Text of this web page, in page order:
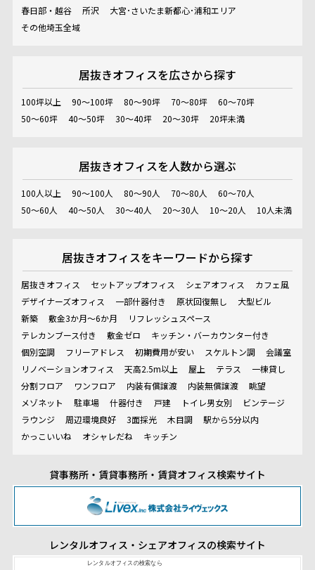
春日部・越谷
所沢
大宮･さいたま新都心･浦和エリア
その他埼玉全域
居抜きオフィスを広さから探す
100坪以上 90～100坪 80～90坪 70～80坪
60～70坪
50～60坪
40～50坪 30～40坪 20～30坪 20坪未満
居抜きオフィスを人数から選ぶ
100人以上 90～100人 80～90人 70～80人
60～70人
50～60人
40～50人 30～40人 20～30人 10～20人 10人未満
居抜きオフィスをキーワードから探す
居抜きオフィス セットアップオフィス シェアオフィス
カフェ風
デザイナーズオフィス
一部什器付き 原状回復無し
大型ビル
新築
敷金3か月～6か月
リフレッシュスペース
テレカンブース付き
敷金ゼロ
キッチン・バーカウンター付き
個別空調
フリーアドレス 初期費用が安い スケルトン調
会議室
リノベーションオフィス
天高2.5m以上 屋上 テラス
一棟貸し
分割フロア
ワンフロア 内装有償譲渡 内装無償譲渡
眺望
メゾネット
駐車場 什器付き 戸建 トイレ男女別
ビンテージ
ラウンジ
周辺環境良好 3面採光 木目調
駅から5分以内
かっこいいね
オシャレだね キッチン
貸事務所・賃貸事務所・賃貸オフィス検索サイト
レンタルオフィス・シェアオフィスの検索サイト